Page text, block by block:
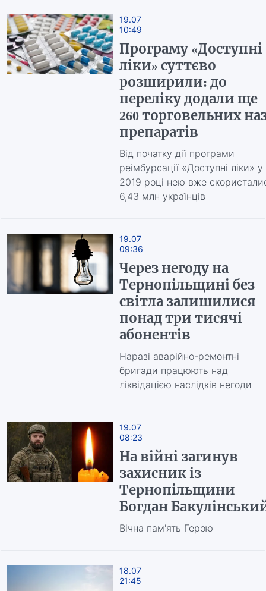
19.07
10:49
Програму «Доступні
ліки» суттєво
розширили: до
переліку додали ще
260 торговельних
препаратів
Від початку дії програми
реімбурсації «Доступні ліки» у
2019 році нею вже
6,43 млн українців
19.07
09:36
Через негоду на
Тернопільщині без
світла залишилися
понад три тисячі
абонентів
Наразі аварійно-ремонтні
бригади працюють над
ліквідацією наслідків негоди
19.07
08:23
На війні загинув
захисник із
Тернопільщини
Богдан
Вічна пам'ять Герою
18.07
21:45